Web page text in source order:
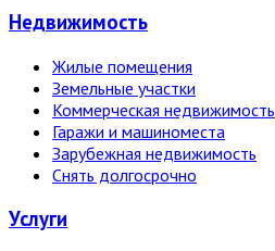
Недвижи­мость
Жилые помещения
Земельные участки
Коммерческая недвижимость
Гаражи и машиноместа
Зарубежная недвижимость
Снять долгосрочно
Услуги